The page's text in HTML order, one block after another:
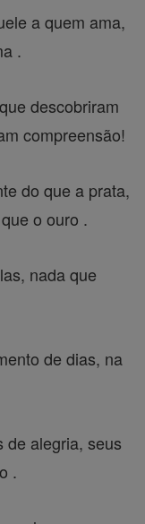
a quem ama,
.
descobriram
compreensão!
do que a prata,
o ouro .
nada que
de dias, na
de alegria, seus
.